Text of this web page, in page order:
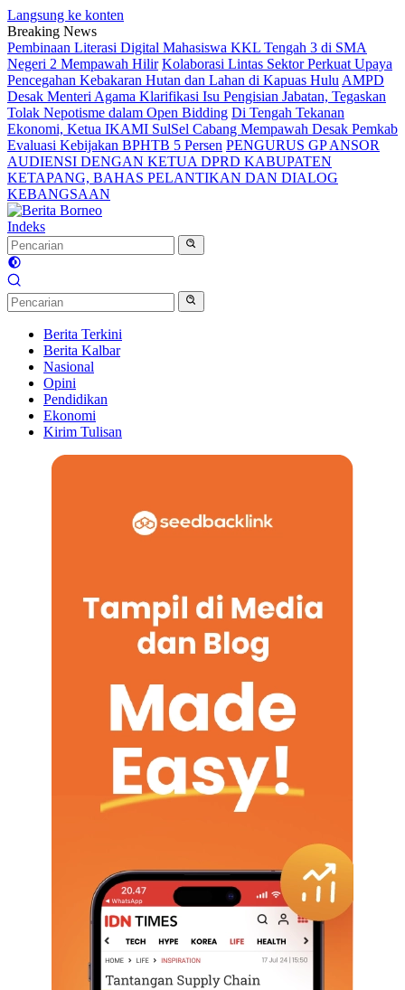
Langsung ke konten
Breaking News
Pembinaan Literasi Digital Mahasiswa KKL Tengah 3 di SMA
Negeri 2 Mempawah Hilir Kolaborasi Lintas Sektor Perkuat Upaya
Pencegahan Kebakaran Hutan dan Lahan di Kapuas Hulu AMPD
Desak Menteri Agama Klarifikasi Isu Pengisian Jabatan, Tegaskan
Tolak Nepotisme dalam Open Bidding Di Tengah Tekanan
Ekonomi, Ketua IKAMI SulSel Cabang Mempawah Desak Pemkab
Evaluasi Kebijakan BPHTB 5 Persen PENGURUS GP ANSOR
AUDIENSI DENGAN KETUA DPRD KABUPATEN
KETAPANG, BAHAS PELANTIKAN DAN DIALOG
KEBANGSAAN
Indeks
Berita Terkini
Berita Kalbar
Nasional
Opini
Pendidikan
Ekonomi
Kirim Tulisan